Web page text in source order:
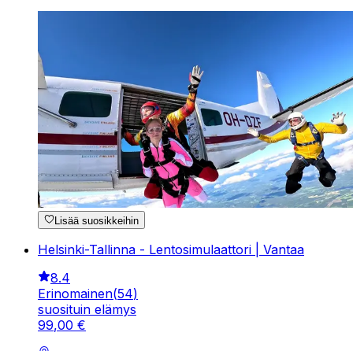
Lisää suosikkeihin
Helsinki-Tallinna - Lentosimulaattori | Vantaa
8.4
Erinomainen(54)
suosituin elämys
99,00 €